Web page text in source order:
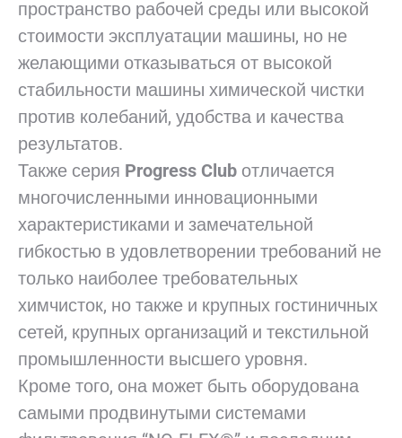
пространство рабочей среды или высокой
стоимости эксплуатации машины, но не
желающими отказываться от высокой
стабильности машины химической чистки
против колебаний, удобства и качества
результатов.
Также серия Progress Club отличается
многочисленными инновационными
характеристиками и замечательной
гибкостью в удовлетворении требований не
только наиболее требовательных
химчисток, но также и крупных гостиничных
сетей, крупных организаций и текстильной
промышленности высшего уровня.
Кроме того, она может быть оборудована
самыми продвинутыми системами